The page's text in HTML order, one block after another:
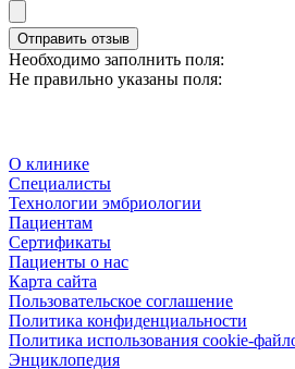
Отправить отзыв
Необходимо заполнить поля:
Не правильно указаны поля:
О клинике
Специалисты
Технологии эмбриологии
Пациентам
Сертификаты
Пациенты о нас
Карта сайта
Пользовательское соглашение
Политика конфиденциальности
Политика использования cookie-
Энциклопедия